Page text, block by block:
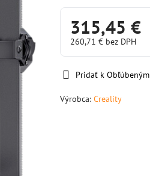
315,45 €
260,71 € bez DPH
Pridať k Obľúbeným
Výrobca:Creality